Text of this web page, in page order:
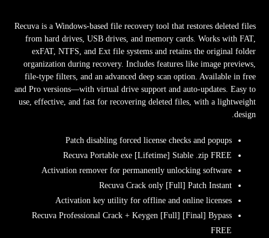
Recuva is a Windows-based file recovery tool that restores deleted files
from hard drives, USB drives, and memory cards. Works with FAT,
exFAT, NTFS, and Ext file systems and retains the original folder
organization during recovery. Includes features like image previews,
file-type filters, and an advanced deep scan option. Available in free
and Pro versions—with virtual drive support and auto‑updates. Easy to
use, effective, and fast for recovering deleted files, with a lightweight
design.
Patch disabling forced license checks and popups
Recuva Portable exe [Lifetime] Stable .zip FREE
Activation remover for permanently unlocking software
Recuva Crack only [Full] Patch Instant
Activation key utility for offline and online licenses
Recuva Professional Crack + Keygen [Full] [Final] Bypass
FREE